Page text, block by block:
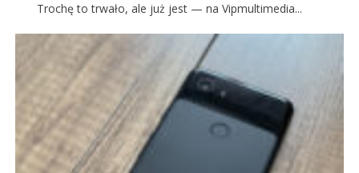
Trochę to trwało, ale już jest — na Vipmultimedia...